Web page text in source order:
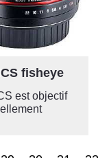
fisheye
est objectif